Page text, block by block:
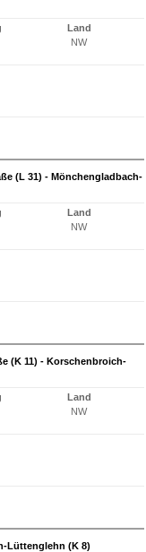
Land
NW
(L 31) - Mönchengladbach-
Land
NW
(K 11) - Korschenbroich-
Land
NW
Lüttenglehn (K 8)